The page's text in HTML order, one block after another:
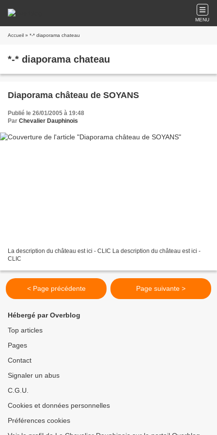
MENU
Accueil » *-* diaporama chateau
*-* diaporama chateau
Diaporama château de SOYANS
Publié le 26/01/2005 à 19:48
Par Chevalier Dauphinois
La description du château est ici - CLIC La description du château est ici -
CLIC
< Page précédente Page suivante >
Hébergé par Overblog
Top articles
Pages
Contact
Signaler un abus
C.G.U.
Cookies et données personnelles
Préférences cookies